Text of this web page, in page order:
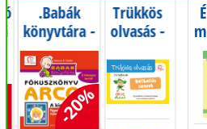
.Babák
könyvtára -
Fókuszkönyv
- Arcok
-20%
Trükkös
olvasás -
szavak